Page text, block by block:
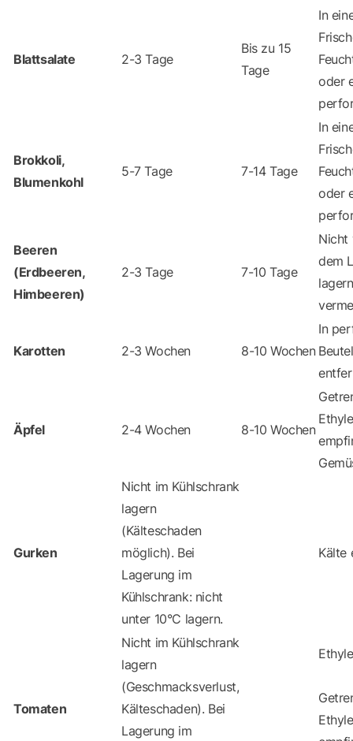
Blattsalate 2-3 Tage
Bis zu 15
Tage
In
oder
Brokkoli,
Blumenkohl
5-7 Tage 7-14 Tage
In
oder
Beeren
(Erdbeeren,
Himbeeren)
2-3 Tage 7-10 Tage
Nicht
dem
Karotten 2-3 Wochen 8-10 Wochen
In
Äpfel 2-4 Wochen 8-10 Wochen
Gurken
Nicht im Kühlschrank
lagern
(Kälteschaden
möglich). Bei
Lagerung im
Kühlschrank: nicht
unter 10°C lagern.
Kälte
Tomaten
Nicht im Kühlschrank
lagern
(Geschmacksverlust,
Kälteschaden). Bei
Lagerung im